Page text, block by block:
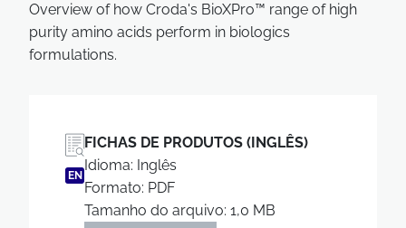
Overview of how Croda's BioXPro™ range of high
purity amino acids perform in biologics
formulations.
EN
FICHAS DE PRODUTOS (INGLÊS)
Idioma: Inglês
Formato: PDF
Tamanho do arquivo: 1,0 MB